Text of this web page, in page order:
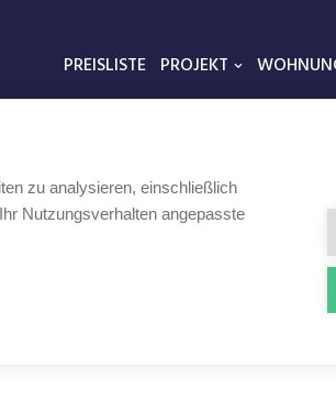
PREISLISTE PROJEKT
zu analysieren, einschließlich
Nutzungsverhalten angepasste